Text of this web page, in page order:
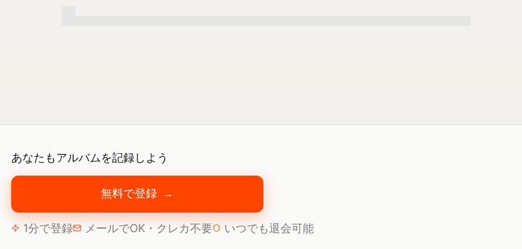
あなたもアルバムを記録しよう
無料で登録 →
1分で登録 メールでOK・クレカ不要 いつでも退会可能